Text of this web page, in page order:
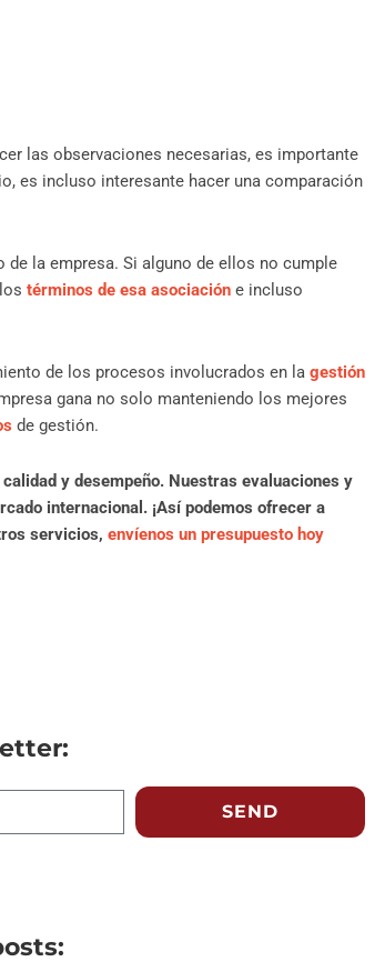
las observaciones necesarias, es importante
es incluso interesante hacer una comparación
la empresa. Si alguno de ellos no cumple
términos de esa asociacióne incluso
de los procesos involucrados en la gestión
gana no solo manteniendo los mejores
de gestión.
y desempeño. Nuestras evaluaciones y
internacional. ¡Así podemos ofrecer a
servicios, envíenos un presupuesto hoy
SEND